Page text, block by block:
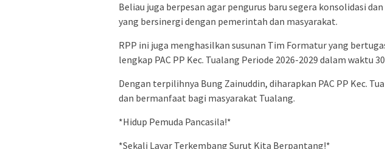
Beliau juga berpesan agar pengurus baru segera konsolidasi
yang bersinergi dengan pemerintah dan masyarakat.
RPP ini juga menghasilkan susunan Tim Formatur yang
lengkap PAC PP Kec. Tualang Periode 2026-2029 dalam waktu
Dengan terpilihnya Bung Zainuddin, diharapkan PAC PP Kec.
dan bermanfaat bagi masyarakat Tualang.
*Hidup Pemuda Pancasila!*
*Sekali Layar Terkembang Surut Kita Berpantang!*